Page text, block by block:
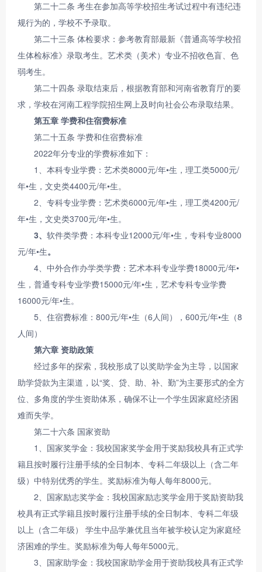
第二十二条 考生在参加高等学校招生考试过程中有违纪违
规行为的，学校不予录取。
第二十三条 体检要求：参考教育部最新《普通高等学校招
生体检标准》录取考生。艺术类（美术）专业不招收色盲、色
弱考生。
第二十四条 录取结束后，根据教育部和河南省教育厅的要
求，学校在河南工程学院招生网上及时向社会公布录取结果。
第五章 学费和住宿费标准
第二十五条 学费和住宿费标准
2022年分专业的学费标准如下：
1、本科专业学费：艺术类8000元/年•生，理工类5000元/
年•生，文史类4400元/年•生。
2、专科专业学费：艺术类6000元/年•生，理工类4200元/
年•生，文史类3700元/年•生。
3、 软件类学费：本科专业12000元/年•生，专科专业8000
元/年•生。
4、中外合作办学类学费：艺术本科专业学费18000元/年•
生，普通专科专业学费15000元/年•生，艺术专科专业学费
16000元/年•生。
5、住宿费标准：800元/年•生（6人间），600元/年•生（8
人间）
第六章 资助政策
经过多年的探索，我校形成了以奖助学金为主导，以国家
助学贷款为主渠道，以“奖、贷、助、补、勤”为主要形式的全方
位、多角度的学生资助体系，确保不让一个学生因家庭经济困
难而失学。
第二十六条 国家资助
1、国家奖学金：我校国家奖学金用于奖励我校具有正式学
籍且按时履行注册手续的全日制本、专科二年级以上（含二年
级）中特别优秀的学生。奖励标准为每人每年8000元。
2、国家励志奖学金：我校国家励志奖学金用于奖励资助我
校具有正式学籍且按时履行注册手续的全日制本、专科二年级
以上（含二年级） 学生中品学兼优且当年被学校认定为家庭经
济困难的学生。奖励标准为每人每年5000元。
3、国家助学金：我校国家助学金用于资助我校具有正式学